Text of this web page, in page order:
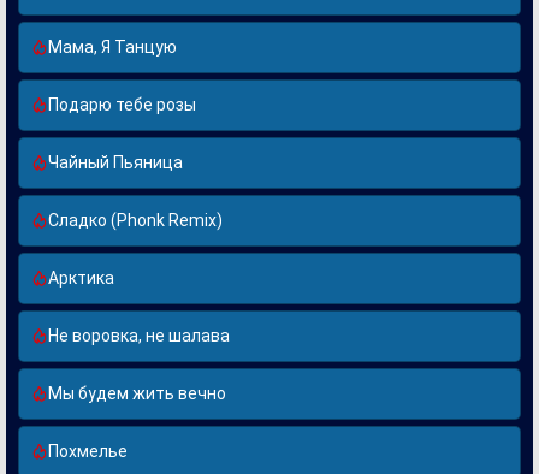
Мама, Я Танцую
Подарю тебе розы
Чайный Пьяница
Сладко (Phonk Remix)
Арктика
Не воровка, не шалава
Мы будем жить вечно
Похмелье